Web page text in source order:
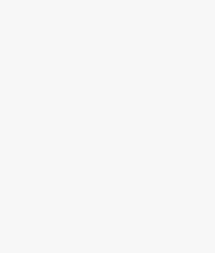
個人情報は、第